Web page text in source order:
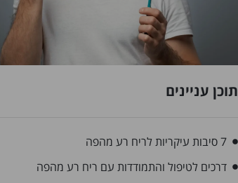
תוכן עניינים
7 סיבות עיקריות לריח רע מהפה
דרכים לטיפול והתמודדות עם ריח רע מהפה